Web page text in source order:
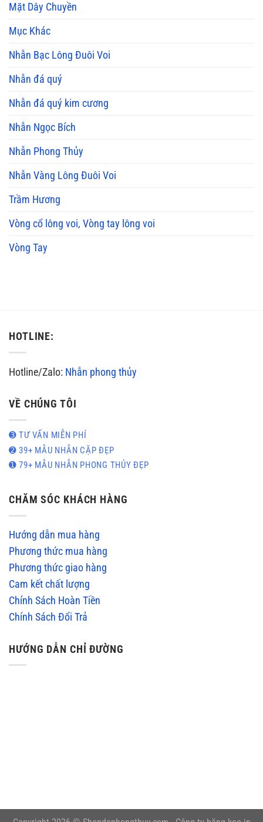
Mặt Dây Chuyền
Mục Khác
Nhẫn Bạc Lông Đuôi Voi
Nhẫn đá quý
Nhẫn đá quý kim cương
Nhẫn Ngọc Bích
Nhẫn Phong Thủy
Nhẫn Vàng Lông Đuôi Voi
Trầm Hương
Vòng cổ lông voi, Vòng tay lông voi
Vòng Tay
HOTLINE:
Hotline/Zalo: Nhẫn phong thủy
VỀ CHÚNG TÔI
➌ TƯ VẤN MIỄN PHÍ
➋ 39+ MẪU NHẪN CẶP ĐẸP
➊ 79+ MẪU NHẪN PHONG THỦY ĐẸP
CHĂM SÓC KHÁCH HÀNG
Hướng dẫn mua hàng
Phương thức mua hàng
Phương thức giao hàng
Cam kết chất lượng
Chính Sách Hoàn Tiền
Chính Sách Đổi Trả
HƯỚNG DẪN CHỈ ĐƯỜNG
embedgooglemap.net